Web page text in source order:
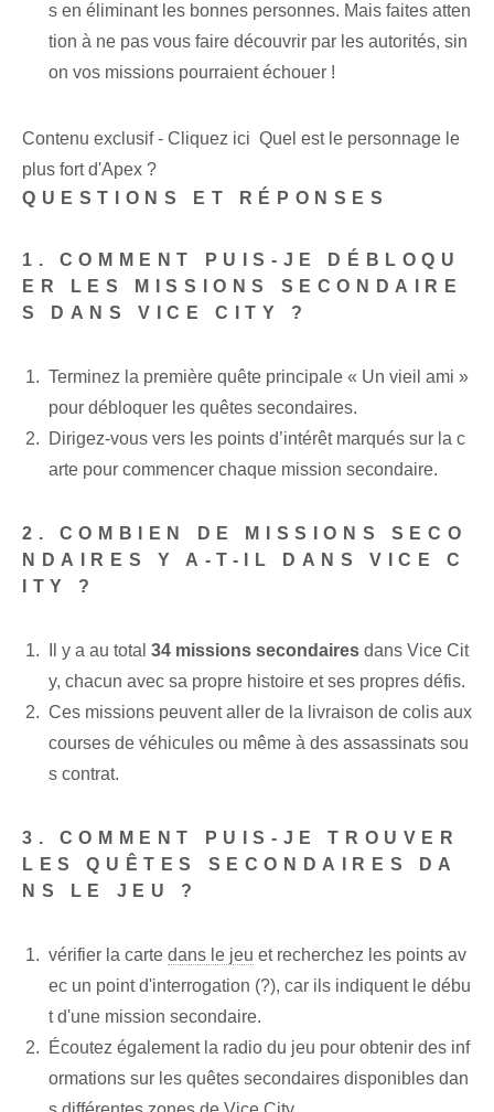
s en éliminant les bonnes personnes. Mais faites atten
tion à ne pas vous faire découvrir par les autorités, sin
on vos missions pourraient échouer !
Contenu exclusif - Cliquez ici Quel est le personnage le
plus fort d'Apex ?
QUESTIONS ET RÉPONSES
1. COMMENT PUIS-JE DÉBLOQU
ER LES MISSIONS SECONDAIRE
S DANS VICE CITY ?
Terminez la première quête principale « Un vieil ami »
pour débloquer les quêtes secondaires.
Dirigez-vous vers les points d’intérêt marqués sur la c
arte pour commencer chaque mission secondaire.
2. COMBIEN DE MISSIONS SECO
NDAIRES Y A-T-IL DANS VICE C
ITY ?
Il y a au total 34 missions secondaires dans Vice Cit
y, chacun avec sa propre histoire et ses propres défis.
Ces missions peuvent aller de la livraison de colis aux
courses de véhicules ou même à des assassinats sou
s contrat.
3. COMMENT PUIS-JE TROUVER
LES QUÊTES SECONDAIRES DA
NS LE JEU ?
vérifier la carte dans le jeu et recherchez les points av
ec un point d'interrogation (?), car ils indiquent le débu
t d'une mission secondaire.
Écoutez également la radio du jeu pour obtenir des inf
ormations sur les quêtes secondaires disponibles dan